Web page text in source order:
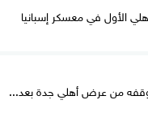
الأول في معسكر إسبانيا
من عرض أهلي جدة بعد...